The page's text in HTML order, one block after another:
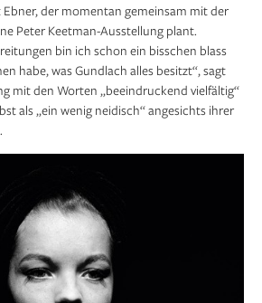
der momentan gemeinsam mit der
Peter Keetman-Ausstellung plant.
bin ich schon ein bisschen blass
habe, was Gundlach alles besitzt“, sagt
mit den Worten „beeindruckend vielfältig“
als „ein wenig neidisch“ angesichts ihrer